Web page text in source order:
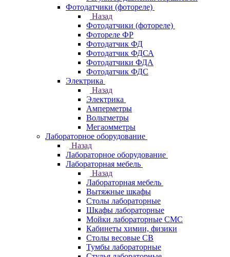
Фотодатчики (фотореле)
Назад
Фотодатчики (фотореле)
Фотореле ФР
Фотодатчик ФД
Фотодатчик ФДСА
Фотодатчики ФДА
Фотодатчик ФДС
Электрика
Назад
Электрика
Амперметры
Вольтметры
Мегаомметры
Лабораторное оборудование
Назад
Лабораторное оборудование
Лабораторная мебель
Назад
Лабораторная мебель
Вытяжные шкафы
Столы лабораторные
Шкафы лабораторные
Мойки лабораторные СМС
Кабинеты химии, физики
Столы весовые СВ
Тумбы лабораторные